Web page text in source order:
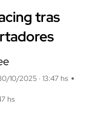
tras
10/2025 · 13:47 hs
hs